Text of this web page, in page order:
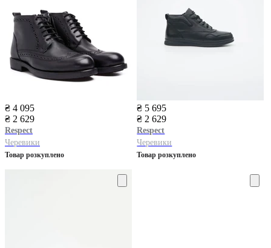
₴ 4 095
₴ 2 629
Respect
Черевики
Товар розкуплено
₴ 5 695
₴ 2 629
Respect
Черевики
Товар розкуплено